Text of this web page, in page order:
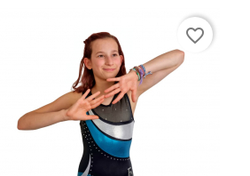
favorite_border